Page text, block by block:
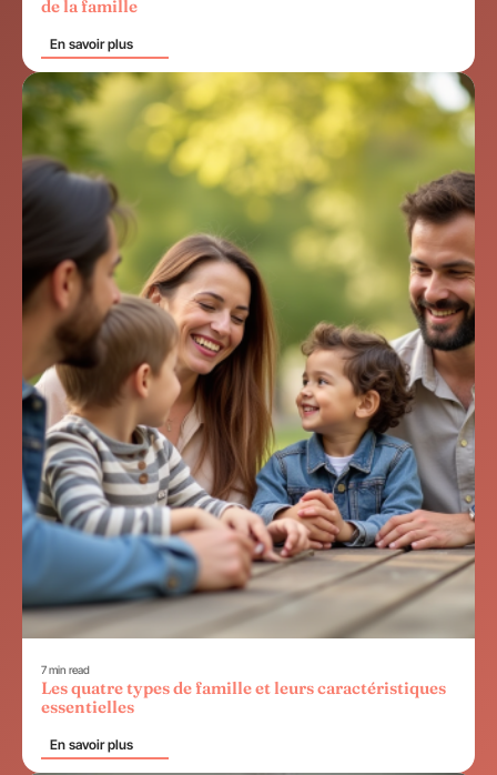
de la famille
En savoir plus
7 min read
Les quatre types de famille et leurs caractéristiques
essentielles
En savoir plus